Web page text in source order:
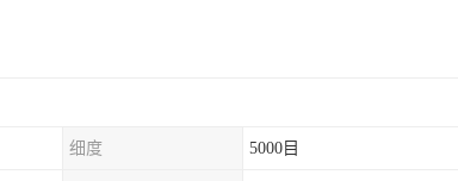
细度 5000目